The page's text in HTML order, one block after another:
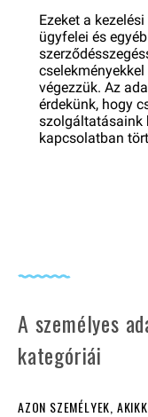
Ezeket a
ügyfelei és
végezzük. Az
érdekünk, hogy
szolgáltatásaink
kapcsolatban
A személyes
kategóriái
AZON SZEMÉLYEK,